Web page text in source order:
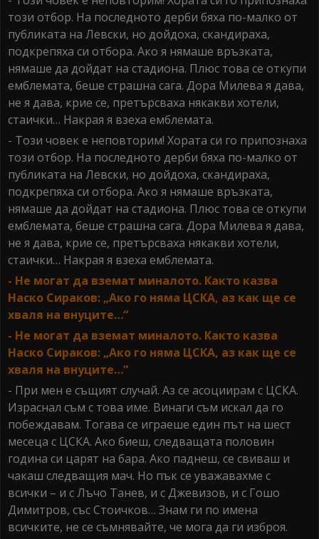
този отбор. На последното дерби бяха по-малко от
публиката на Левски, но дойдоха, скандираха,
подкрепяха си отбора. Ако я нямаше връзката,
нямаше да дойдат на стадиона. Плюс това се откупи
емблемата, беше страшна сага. Дора Милева я дава,
не я дава, крие се, претърсваха някакви хотели,
стаички… Накрая я взеха емблемата.
- Този човек е неповторим! Хората си го припознаха
този отбор. На последното дерби бяха по-малко от
публиката на Левски, но дойдоха, скандираха,
подкрепяха си отбора. Ако я нямаше връзката,
нямаше да дойдат на стадиона. Плюс това се откупи
емблемата, беше страшна сага. Дора Милева я дава,
не я дава, крие се, претърсваха някакви хотели,
стаички… Накрая я взеха емблемата.
- Не могат да вземат миналото. Както казва
Наско Сираков: „Ако го няма ЦСКА, аз как ще се
хваля на внуците…“
- Не могат да вземат миналото. Както казва
Наско Сираков: „Ако го няма ЦСКА, аз как ще се
хваля на внуците…“
- При мен е същият случай. Аз се асоциирам с ЦСКА.
Израснал съм с това име. Винаги съм искал да го
побеждавам. Тогава се играеше един път на шест
месеца с ЦСКА. Ако биеш, следващата половин
година си царят на бара. Ако паднеш, се свиваш и
чакаш следващия мач. Но пък се уважавахме с
всички – и с Лъчо Танев, и с Джевизов, и с Гошо
Димитров, със Стоичков… Знам ги по имена
всичките, не се съмнявайте, че мога да ги изброя.